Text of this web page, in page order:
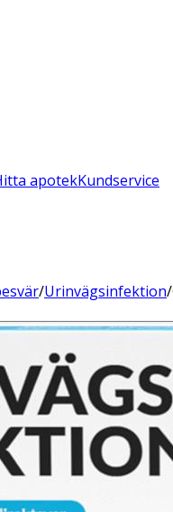
apotekKundservice
/Urinvägsinfektion/